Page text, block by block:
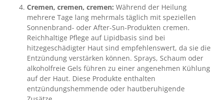
Cremen, cremen, cremen: Während der Heilung
mehrere Tage lang mehrmals täglich mit speziellen
Sonnenbrand- oder After-Sun-Produkten cremen.
Reichhaltige Pflege auf Lipidbasis sind bei
hitzegeschädigter Haut sind empfehlenswert, da sie die
Entzündung verstärken können. Sprays, Schaum oder
alkoholfreie Gels führen zu einer angenehmen Kühlung
auf der Haut. Diese Produkte enthalten
entzündungshemmende oder hautberuhigende